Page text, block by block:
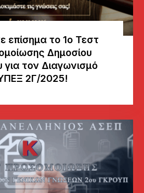
επίσημα το 1ο Τεστ
Δημοσίου
για τον Διαγωνισμό
2Γ/2025!